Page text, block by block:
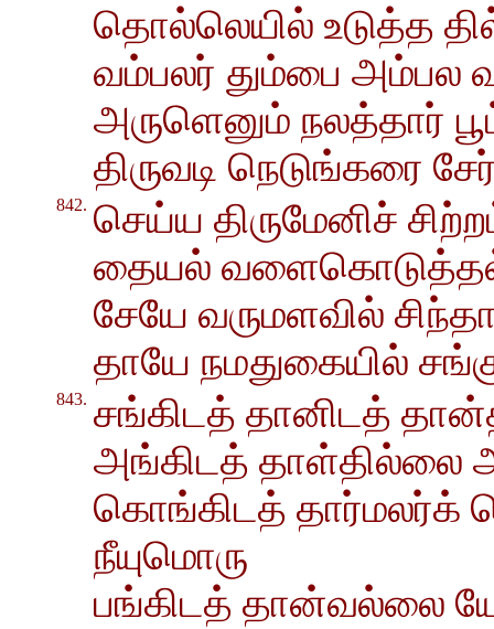
தொல்லெயில் உடுத்த
வம்பலர் தும்பை அம்பல
அருளெனும் நலத்தார்
திருவடி நெடுங்கரை
842. செய்ய திருமேனிச்
தையல் வளைகொடுத்தல்
சேயே வருமளவில்
தாயே நமதுகையில்
843. சங்கிடத் தானிடத்
அங்கிடத் தாள்தில்லை
கொங்கிடத்
நீயுமொரு
பங்கிடத் தான்வல்லை